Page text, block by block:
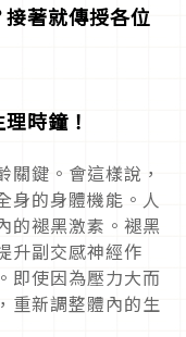
著就傳授各位
時鐘！
鍵。會這樣說，
身的身體機能。人
的褪黑激素。褪黑
升副交感神經作
即使因為壓力大而
重新調整體內的生